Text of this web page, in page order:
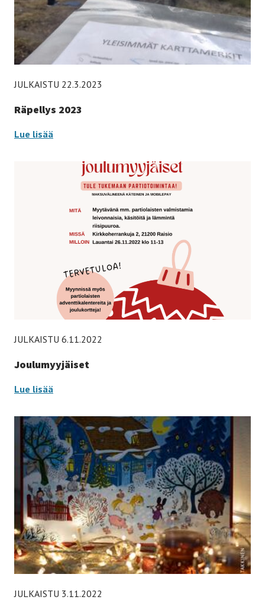
JULKAISTU 22.3.2023
Räpellys 2023
Räpellys
Lue lisää
JULKAISTU 6.11.2022
Joulumyyjäiset
Joulumyyjäiset
Lue lisää
JULKAISTU 3.11.2022